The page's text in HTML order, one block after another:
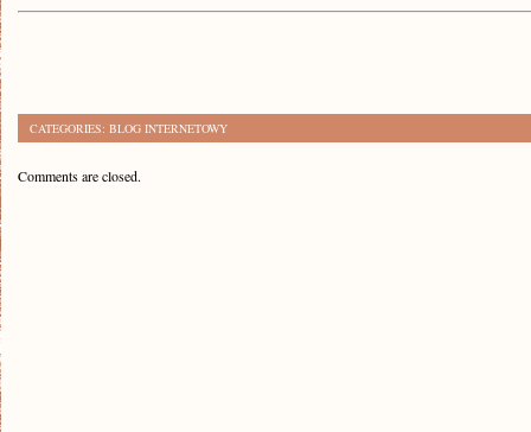
CATEGORIES: BLOG INTERNETOWY
Comments are closed.